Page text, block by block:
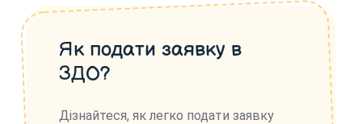
Як подати заявку в
ЗДО?
Дізнайтеся, як легко подати заявку